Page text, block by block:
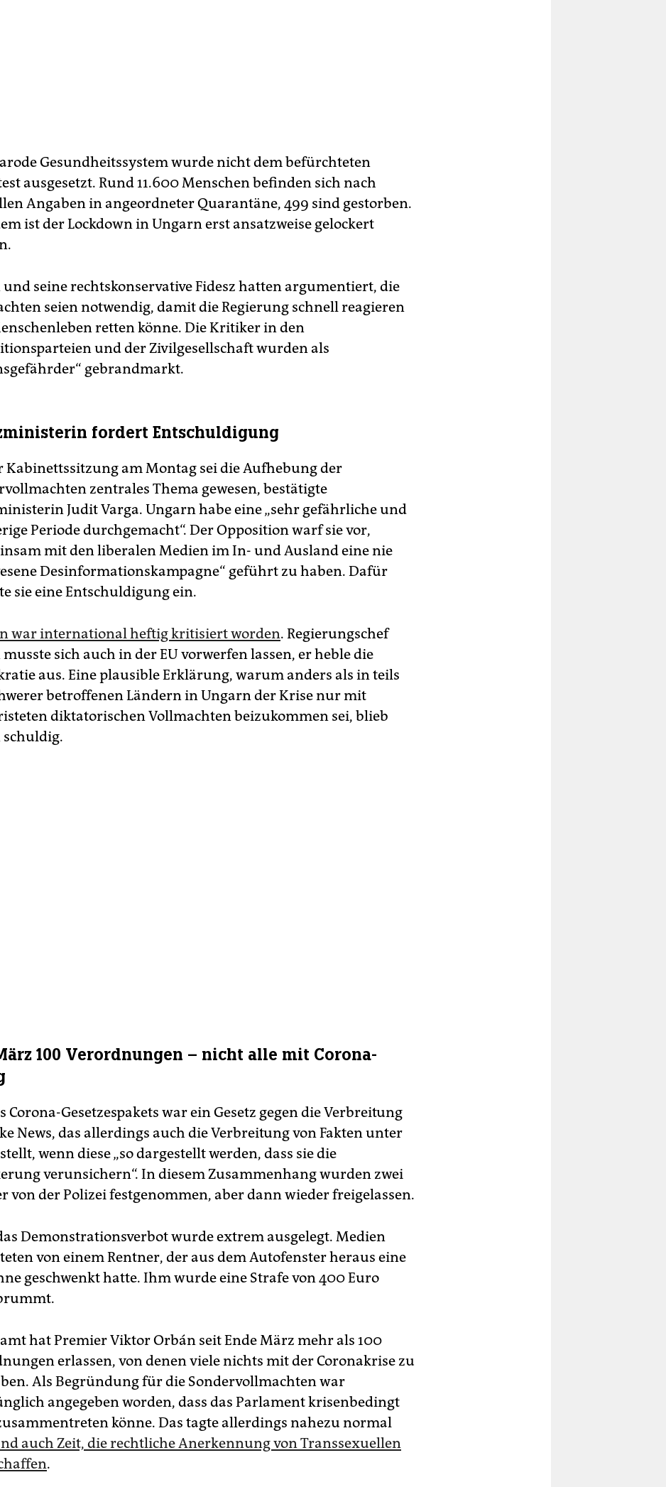
Gesundheitssystem wurde nicht dem befürchteten
ausgesetzt. Rund 11.600 Menschen befinden sich nach
Angaben in angeordneter Quarantäne, 499 sind gestorben.
ist der Lockdown in Ungarn erst ansatzweise gelockert
seine rechtskonservative Fidesz hatten argumentiert, die
seien notwendig, damit die Regierung schnell reagieren
retten könne. Die Kritiker in den
und der Zivilgesellschaft wurden als
gebrandmarkt.
fordert Entschuldigung
Kabinettssitzung am Montag sei die Aufhebung der
zentrales Thema gewesen, bestätigte
Judit Varga. Ungarn habe eine „sehr gefährliche und
Periode durchgemacht“. Der Opposition warf sie vor,
mit den liberalen Medien im In- und Ausland eine nie
Desinformationskampagne“ geführt zu haben. Dafür
sie eine Entschuldigung ein.
war international heftig kritisiert worden. Regierungschef
sich auch in der EU vorwerfen lassen, er heble die
aus. Eine plausible Erklärung, warum anders als in teils
betroffenen Ländern in Ungarn der Krise nur mit
diktatorischen Vollmachten beizukommen sei, blieb
100 Verordnungen – nicht alle mit Corona-
Corona-Gesetzespakets war ein Gesetz gegen die Verbreitung
News, das allerdings auch die Verbreitung von Fakten unter
wenn diese „so dargestellt werden, dass sie die
verunsichern“. In diesem Zusammenhang wurden zwei
von der Polizei festgenommen, aber dann wieder freigelassen.
Demonstrationsverbot wurde extrem ausgelegt. Medien
von einem Rentner, der aus dem Autofenster heraus eine
geschwenkt hatte. Ihm wurde eine Strafe von 400 Euro
hat Premier Viktor Orbán seit Ende März mehr als 100
erlassen, von denen viele nichts mit der Coronakrise zu
Als Begründung für die Sondervollmachten war
angegeben worden, dass das Parlament krisenbedingt
könne. Das tagte allerdings nahezu normal
auch Zeit, die rechtliche Anerkennung von Transsexuellen
.